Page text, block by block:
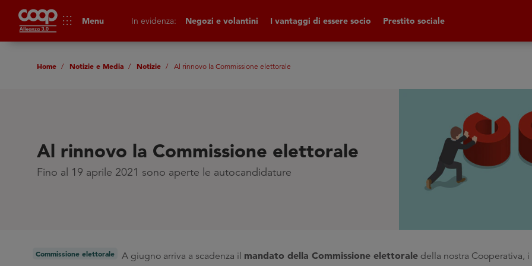
apps Menu In evidenza: Negozi e volantini I vantaggi di essere socio Prestito sociale
Home Notizie e Media Notizie Al rinnovo la Commissione elettorale
Al rinnovo la Commissione elettorale
Fino al 19 aprile 2021 sono aperte le autocandidature
Commissione elettorale A giugno arriva a scadenza il mandato della Commissione elettorale della nostra Cooperativa,